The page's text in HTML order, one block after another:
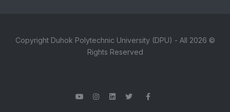
© 2026 Copyright Duhok Polytechnic University (DPU) - All
Rights Reserved